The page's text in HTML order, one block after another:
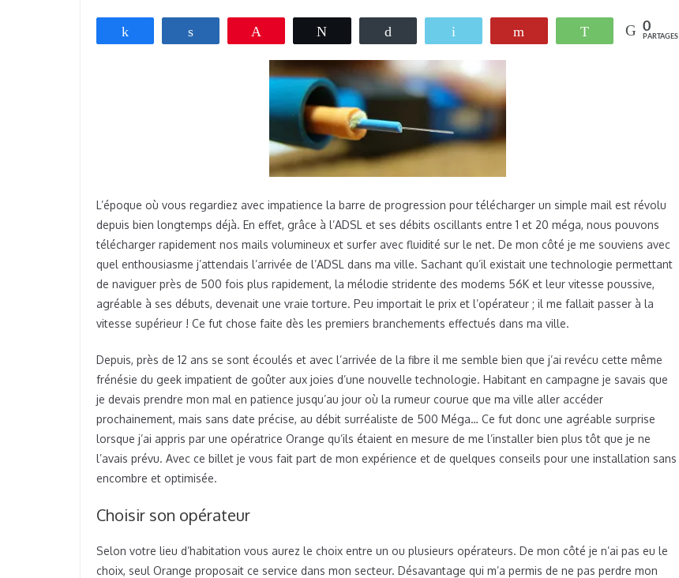
WhatsApp
0
PARTAGES
L’époque où vous regardiez avec impatience la barre de progression pour télécharger un simple mail est révolu
depuis bien longtemps déjà. En effet, grâce à l’ADSL et ses débits oscillants entre 1 et 20 méga, nous pouvons
télécharger rapidement nos mails volumineux et surfer avec fluidité sur le net. De mon côté je me souviens avec
quel enthousiasme j’attendais l’arrivée de l’ADSL dans ma ville. Sachant qu’il existait une technologie permettant
de naviguer près de 500 fois plus rapidement, la mélodie stridente des modems 56K et leur vitesse poussive,
agréable à ses débuts, devenait une vraie torture. Peu importait le prix et l’opérateur ; il me fallait passer à la
vitesse supérieur ! Ce fut chose faite dès les premiers branchements effectués dans ma ville.
Depuis, près de 12 ans se sont écoulés et avec l’arrivée de la fibre il me semble bien que j’ai revécu cette même
frénésie du geek impatient de goûter aux joies d’une nouvelle technologie. Habitant en campagne je savais que
je devais prendre mon mal en patience jusqu’au jour où la rumeur courue que ma ville aller accéder
prochainement, mais sans date précise, au débit surréaliste de 500 Méga… Ce fut donc une agréable surprise
lorsque j’ai appris par une opératrice Orange qu’ils étaient en mesure de me l’installer bien plus tôt que je ne
l’avais prévu. Avec ce billet je vous fait part de mon expérience et de quelques conseils pour une installation sans
encombre et optimisée.
Choisir son opérateur
Selon votre lieu d’habitation vous aurez le choix entre un ou plusieurs opérateurs. De mon côté je n’ai pas eu le
choix, seul Orange proposait ce service dans mon secteur. Désavantage qui m’a permis de ne pas perdre mon